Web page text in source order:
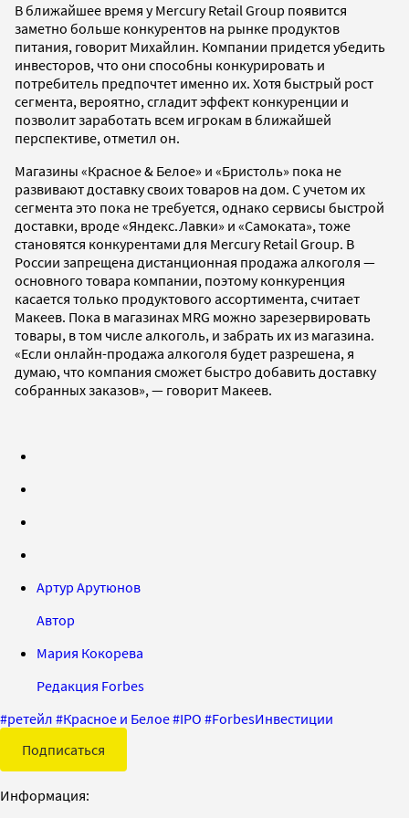
В ближайшее время у Mercury Retail Group появится
заметно больше конкурентов на рынке продуктов
питания, говорит Михайлин. Компании придется убедить
инвесторов, что они способны конкурировать и
потребитель предпочтет именно их. Хотя быстрый рост
сегмента, вероятно, сгладит эффект конкуренции и
позволит заработать всем игрокам в ближайшей
перспективе, отметил он.
Магазины «Красное & Белое» и «Бристоль» пока не
развивают доставку своих товаров на дом. С учетом их
сегмента это пока не требуется, однако сервисы быстрой
доставки, вроде «Яндекс.Лавки» и «Самоката», тоже
становятся конкурентами для Mercury Retail Group. В
России запрещена дистанционная продажа алкоголя —
основного товара компании, поэтому конкуренция
касается только продуктового ассортимента, считает
Макеев. Пока в магазинах MRG можно зарезервировать
товары, в том числе алкоголь, и забрать их из магазина.
«Если онлайн-продажа алкоголя будет разрешена, я
думаю, что компания сможет быстро добавить доставку
собранных заказов», — говорит Макеев.
Артур Арутюнов
Автор
Мария Кокорева
Редакция Forbes
#ретейл #Красное и Белое#IPO #ForbesИнвестиции
Подписаться
Информация: